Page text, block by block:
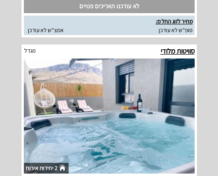
לא עודכנו תאריכים פנויים
מחיר לזוג החל מ:
סופ"ש לא עודכן
אמצ"ש לא עודכן
סוויטות מלודי מגדל
2 יחידות אירוח